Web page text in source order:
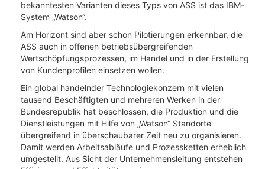
bekanntesten Varianten dieses Typs von ASS ist das IBM-
System „Watson“.
Am Horizont sind aber schon Pilotierungen erkennbar, die
ASS auch in offenen betriebsübergreifenden
Wertschöpfungsprozessen, im Handel und in der Erstellung
von Kundenprofilen einsetzen wollen.
Ein global handelnder Technologiekonzern mit vielen
tausend Beschäftigten und mehreren Werken in der
Bundesrepublik hat beschlossen, die Produktion und die
Dienstleistungen mit Hilfe von „Watson“ Standorte
übergreifend in überschaubarer Zeit neu zu organisieren.
Damit werden Arbeitsabläufe und Prozessketten erheblich
umgestellt. Aus Sicht der Unternehmensleitung entstehen